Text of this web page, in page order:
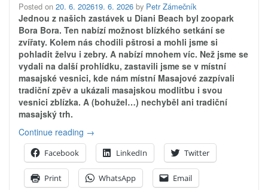
Posted on 20. 6. 202619. 6. 2026 by Petr Zámečník
Jednou z našich zastávek u Diani Beach byl zoopark
Bora Bora. Ten nabízí možnost blízkého setkání se
zvířaty. Kolem nás chodili pštrosi a mohli jsme si
pohladit želvu i zebry. A nabízí mnohem víc. Než jsme se
vydali na další prohlídku, zastavili jsme se v místní
masajské vesnici, kde nám místní Masajové zazpívali
tradiční zpěv a ukázali masajskou modlitbu i svou
vesnici zblízka. A (bohužel…) nechyběl ani tradiční
masajský trh.
Continue reading „Bora
Bora:
Blízká
setkání
zvířecího
→
Facebook LinkedIn Twitter
Print WhatsApp Email